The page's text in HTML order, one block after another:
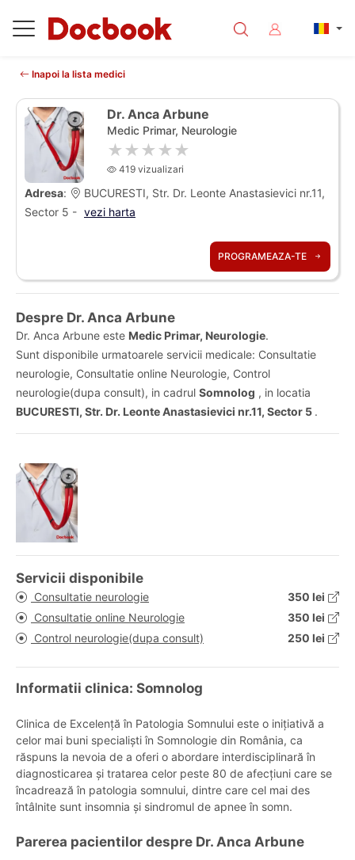
Inapoi la lista medici
Dr. Anca Arbune
Medic Primar, Neurologie
★★★★★
419 vizualizari
Adresa:
BUCURESTI, Str. Dr. Leonte Anastasievici nr.11,
Sector 5 - vezi harta
PROGRAMEAZA-TE
Despre Dr. Anca Arbune
Dr. Anca Arbune este Medic Primar, Neurologie.
Sunt disponibile urmatoarele servicii medicale: Consultatie
neurologie, Consultatie online Neurologie, Control
neurologie(dupa consult), in cadrul Somnolog , in locatia
BUCURESTI, Str. Dr. Leonte Anastasievici nr.11, Sector 5 .
Servicii disponibile
Consultatie neurologie
350 lei
Consultatie online Neurologie
350 lei
Control neurologie(dupa consult)
250 lei
Informatii clinica: Somnolog
Clinica de Excelență în Patologia Somnului este o inițiativă a
celor mai buni specialiști în Somnologie din România, ca
răspuns la nevoia de a oferi o abordare interdisciplinară în
diagnosticarea și tratarea celor peste 80 de afecțiuni care se
încadrează în patologia somnului, dintre care cel mai des
întâlnite sunt insomnia și sindromul de apnee în somn.
Parerea pacientilor despre Dr. Anca Arbune